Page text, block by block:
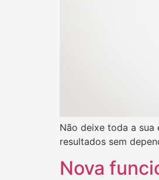
Não deixe toda a sua
resultados sem
Nova